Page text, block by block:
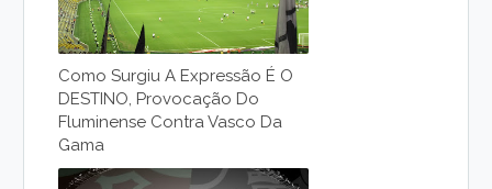
Como Surgiu A Expressão É O
DESTINO, Provocação Do
Fluminense Contra Vasco Da
Gama